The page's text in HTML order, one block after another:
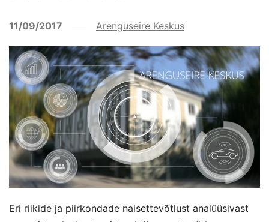
11/09/2017 Arenguseire Keskus
Eri riikide ja piirkondade naisettevõtlust analüüsivast